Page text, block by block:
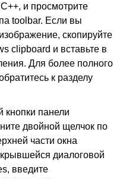
и просмотрите
toolbar. Если вы
скопируйте
clipboard и вставьте в
Для более полного
к разделу
кнопки панели
двойной щелчок по
части окна
диалоговой
введите